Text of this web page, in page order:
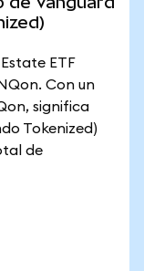
ETF
Con un
significa
Tokenized)
de